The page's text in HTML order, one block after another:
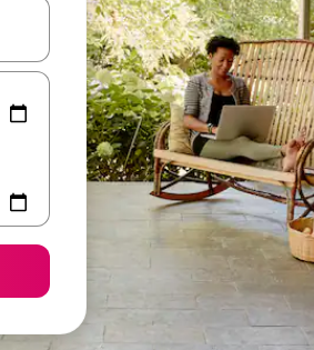
navegar usando las teclas de las